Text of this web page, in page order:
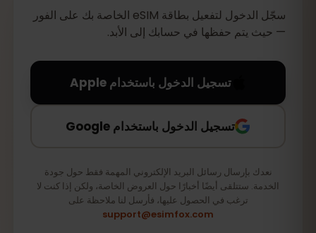
سجّل الدخول لتفعيل بطاقة eSIM الخاصة بك على الفور
— حيث يتم حفظها في حسابك إلى الأبد.
تسجيل الدخول باستخدام Apple
تسجيل الدخول باستخدام Google
نعدك بإرسال رسائل البريد الإلكتروني المهمة فقط حول جودة
الخدمة. ستتلقى أيضًا أخبارًا حول العروض الخاصة، ولكن إذا كنت لا
ترغب في الحصول عليها، فأرسل لنا ملاحظة على
support@esimfox.com